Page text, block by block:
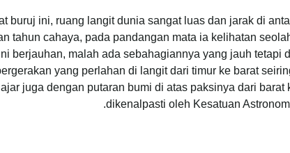
buruj ini, ruang langit dunia sangat luas dan jarak di
tahun cahaya, pada pandangan mata ia kelihatan
berjauhan, malah ada sebahagiannya yang jauh tetapi
yang perlahan di langit dari timur ke barat
juga dengan putaran bumi di atas paksinya dari
dikenalpasti oleh Kesatuan
.